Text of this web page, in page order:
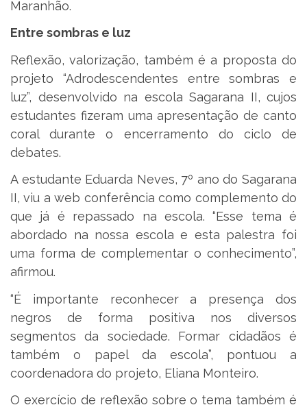
Maranhão.
Entre sombras e luz
Reflexão, valorização, também é a proposta do
projeto “Adrodescendentes entre sombras e
luz”, desenvolvido na escola Sagarana II, cujos
estudantes fizeram uma apresentação de canto
coral durante o encerramento do ciclo de
debates.
A estudante Eduarda Neves, 7º ano do Sagarana
II, viu a web conferência como complemento do
que já é repassado na escola. “Esse tema é
abordado na nossa escola e esta palestra foi
uma forma de complementar o conhecimento”,
afirmou.
“É importante reconhecer a presença dos
negros de forma positiva nos diversos
segmentos da sociedade. Formar cidadãos é
também o papel da escola”, pontuou a
coordenadora do projeto, Eliana Monteiro.
O exercício de reflexão sobre o tema também é